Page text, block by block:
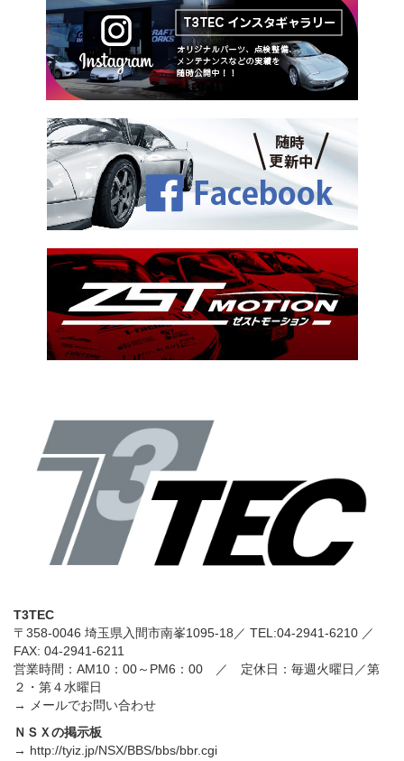
T3TEC
〒358-0046 埼玉県入間市南峯1095-18／ TEL:04-2941-6210 ／
FAX: 04-2941-6211
営業時間：AM10：00～PM6：00 ／ 定休日：毎週火曜日／第
２・第４水曜日
→
メールでお問い合わせ
ＮＳＸの掲示板
→ http://tyiz.jp/NSX/BBS/bbs/bbr.cgi